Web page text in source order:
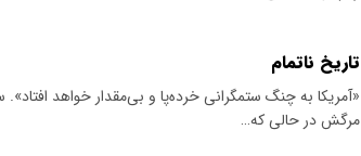
تاریخ ناتمام
مرگش در حالی که…